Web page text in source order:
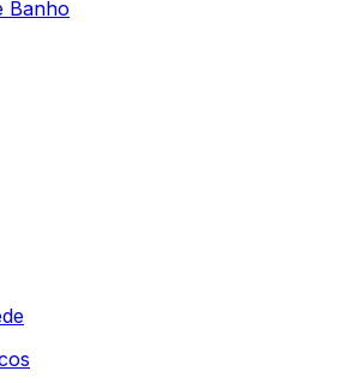
Banho